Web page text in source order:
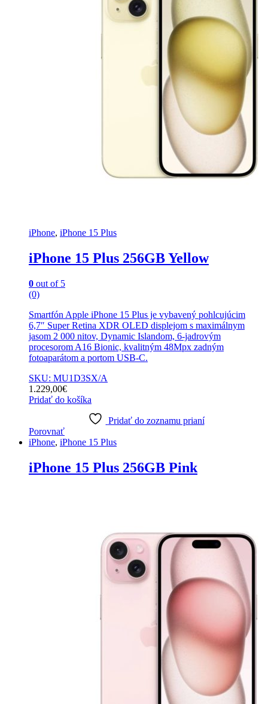
iPhone, iPhone 15 Plus
iPhone 15 Plus 256GB Yellow
0 out of 5
(0)
Smartfón Apple iPhone 15 Plus je vybavený pohlcujúcim
6,7″ Super Retina XDR OLED displejom s maximálnym
jasom 2 000 nitov, Dynamic Islandom, 6-jadrovým
procesorom A16 Bionic, kvalitným 48Mpx zadným
fotoaparátom a portom USB-C.
SKU: MU1D3SX/A
1.229,00€
Pridať do košíka
Pridať do zoznamu prianí
Porovnať
iPhone, iPhone 15 Plus
iPhone 15 Plus 256GB Pink